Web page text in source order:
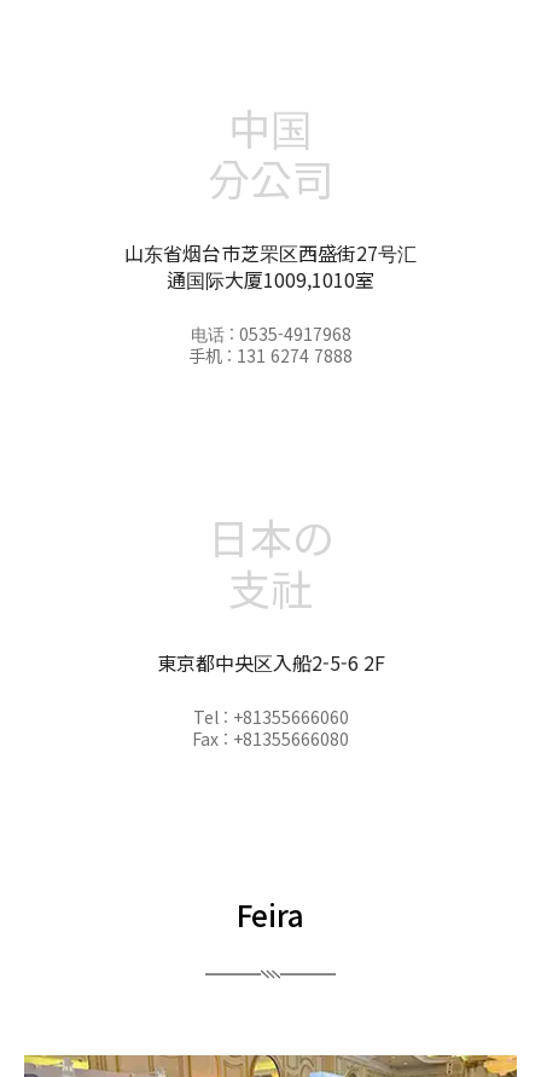
中国
分公司
山东省烟台市芝罘区西盛街27号汇
通国际大厦1009,1010室
电话 : 0535-4917968
手机 : 131 6274 7888
日本の
支社
東京都中央区入船2-5-6 2F
Tel : +81355666060
Fax : +81355666080
Feira